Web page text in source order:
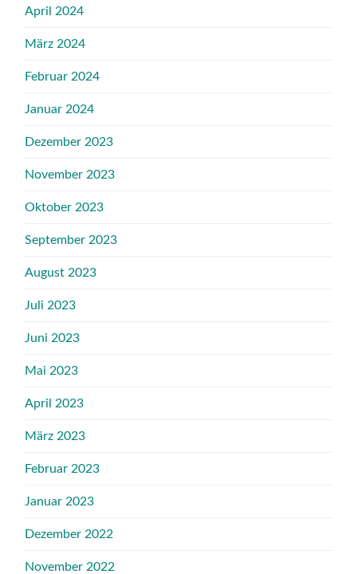
April 2024
März 2024
Februar 2024
Januar 2024
Dezember 2023
November 2023
Oktober 2023
September 2023
August 2023
Juli 2023
Juni 2023
Mai 2023
April 2023
März 2023
Februar 2023
Januar 2023
Dezember 2022
November 2022